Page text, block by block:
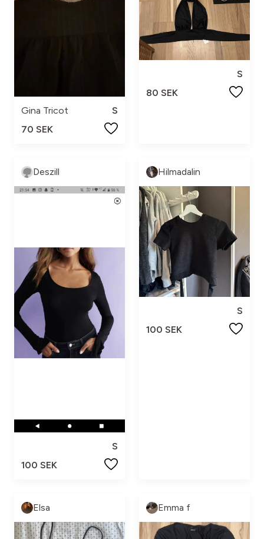
Gina Tricot
S
70 SEK
S
80 SEK
Deszill
S
100 SEK
Hilmadalin
S
100 SEK
Elsa Emma f